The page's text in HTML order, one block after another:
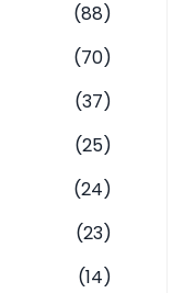
(88)
(70)
(37)
(25)
(24)
(23)
(14)